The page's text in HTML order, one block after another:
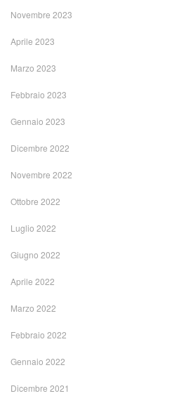
Novembre 2023
Aprile 2023
Marzo 2023
Febbraio 2023
Gennaio 2023
Dicembre 2022
Novembre 2022
Ottobre 2022
Luglio 2022
Giugno 2022
Aprile 2022
Marzo 2022
Febbraio 2022
Gennaio 2022
Dicembre 2021